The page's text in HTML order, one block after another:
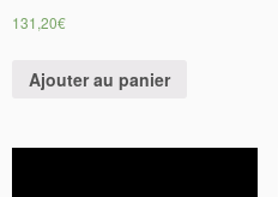
131,20€
Ajouter au panier